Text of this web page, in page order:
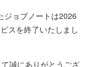
ジョブノートは2026
スを終了いたしまし
誠にありがとうござ